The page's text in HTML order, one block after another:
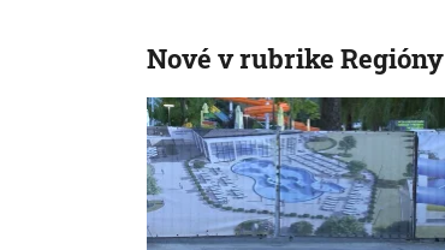
Nové v rubrike Regióny